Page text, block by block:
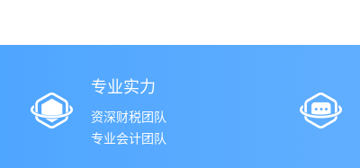
专业实力
资深财税团队
专业会计团队